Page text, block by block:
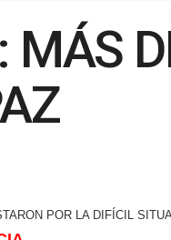
MÁS
POR LA DIFÍCIL